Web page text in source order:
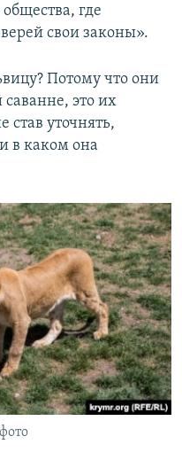
где
свои законы».
Потому что они
это их
став уточнять,
в каком она